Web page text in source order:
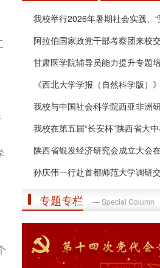
我校举行2026年暑期社会实践、“到延
阿拉伯国家政党干部考察团来校
甘肃医学院辅导员能力提升专题培训班
《西北大学学报（自然科学版）》入
我校与中国社会科学院西亚非洲研究所
我校在第五届“长安杯”陕西省大中小
陕西省银发经济研究会成立大会在我校
孙庆伟一行赴首都师范大学调研
专题专栏 — Special Column